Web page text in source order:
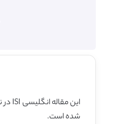
این مقاله انگلیسی ISI در نشریه SSRN در 13 صفحه در سال 2016 منتشر شده و ترجمه آن 17 صفحه میباشد. کیفیت ترجمه این مقاله ویژه – طلایی
شده است.